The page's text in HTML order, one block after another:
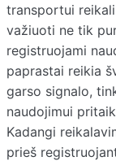
transportui
važiuoti ne tik
registruojami
paprastai reikia
garso signalo,
naudojimui
Kadangi
prieš